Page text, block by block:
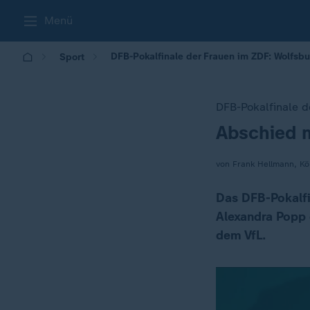
Menü
Sport DFB-Pokalfinale der Frauen im ZDF:
DFB-Pokalfinale
:
Abschied
von Frank Hellmann,
Das DFB-
Alexandra
dem VfL.